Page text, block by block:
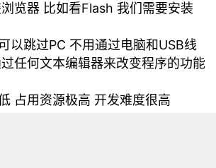
览器 比如看Flash 我们需要安装
以跳过PC 不用通过电脑和USB线
任何文本编辑器来改变程序的功能
占用资源极高 开发难度很高